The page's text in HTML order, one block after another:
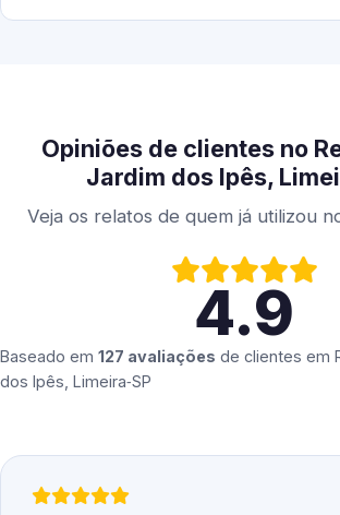
Opiniões de clientes no
Jardim dos Ipês,
Veja os relatos de quem já utilizou
4.9
Baseado em 127 avaliações de clientes em
dos Ipês, Limeira‑SP